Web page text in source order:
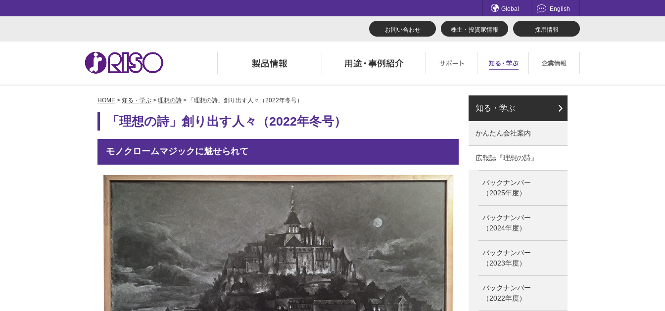
Global English
お問い合わせ 株主・投資家情報 採用情報
用途・事例紹介 トップ ソリューション
お役立ち記事
サポート トップ よくあるご質問（FAQ） 製品についてのお問い合わせ一覧
ダウンロード
知る・学ぶTOP かんたん会社案内 理想科学のものづくり
数字でわかる理想科学
企業情報TOP ごあいさつ マネジメント
事業拠点一覧
株主・投資家情報
閉じる
HOME > 知る・学ぶ > 理想の詩 > 「理想の詩」創り出す人々（2022年冬号）
「理想の詩」創り出す人々（2022年冬号）
モノクロームマジックに魅せられて
知る・学ぶ
かんたん会社案内
広報誌『理想の詩』
バックナンバー
（2025年度）
バックナンバー
（2024年度）
バックナンバー
（2023年度）
バックナンバー
（2022年度）